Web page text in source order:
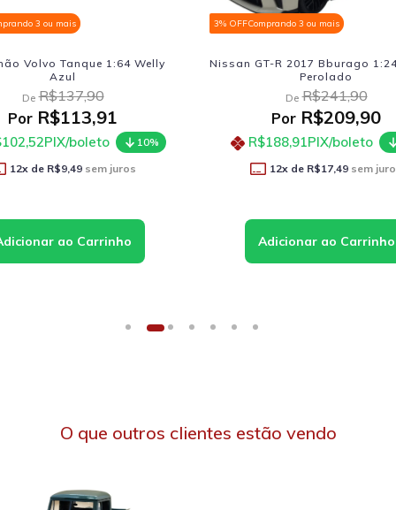
3 ou mais
R 2017 Bburago 1:24 Branco
Perolado
De R$241,90
Por R$209,90
PIX/boleto
10%
12x de R$17,49 sem juros
3% OFFComprando 3 ou mais
Caminhão Iveco Stralis 540
Amarelo
De R$218,90
Por R$180,41
R$162,37PIX/boleto
12x de R$15,03 sem
O que outros clientes estão vendo